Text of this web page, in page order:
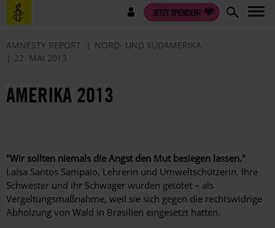
Direkt
zum
Benutzermenü JETZT SPENDEN!
AMNESTY REPORT
NORD- UND SÜDAMERIKA
22. MAI 2013
AMERIKA 2013
"Wir sollten niemals die Angst den Mut besiegen lassen."
Laísa Santos Sampaio, Lehrerin und Umweltschützerin. Ihre
Schwester und ihr Schwager wurden getötet – als
Vergeltungsmaßnahme, weil sie sich gegen die rechtswidrige
Abholzung von Wald in Brasilien eingesetzt hatten.